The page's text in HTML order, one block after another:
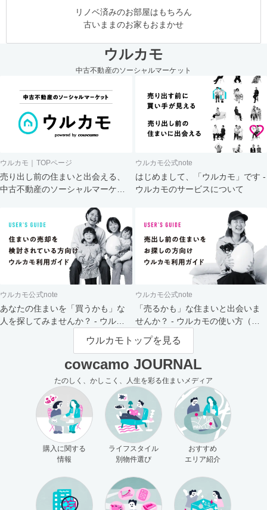
リノベ済みのお部屋はもちろん
古いままのお家もおまかせ
ウルカモ
中古不動産のソーシャルマーケット
ウルカモ｜TOPページ
売り出し前の住まいと出会える、
中古不動産のソーシャルマーケッ
ウルカモ公式note
はじめまして、「ウルカモ」です -
ウルカモのサービスについて
ウルカモ公式note
あなたの住まいを「買うかも」な
人を探してみませんか？ - ウルカ
ウルカモ公式note
「売るかも」な住まいと出会いま
せんか？ - ウルカモの使い方（買
主さま向け）
ウルカモトップを見る
cowcamo JOURNAL
たのしく、かしこく、人生を彩る住まいメディア
購入に関する
情報
ライフスタイル
別物件選び
おすすめ
エリア紹介